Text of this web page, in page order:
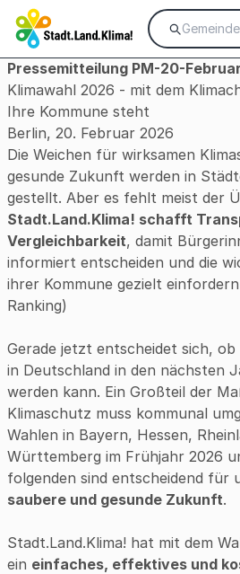
Pressemitteilung PM-20-
Klimawahl 2026 - mit dem
Ihre Kommune steht
Berlin, 20. Februar 2026
Die Weichen für wirksamen
gesunde Zukunft werden in
gestellt. Aber es fehlt meist der
Stadt.Land.Klima! schafft
Vergleichbarkeit, damit
informiert entscheiden und die
ihrer Kommune gezielt
Ranking)
Gerade jetzt entscheidet sich,
in Deutschland in den nächsten
werden kann. Ein Großteil der
Klimaschutz muss kommunal
Wahlen in Bayern, Hessen,
Württemberg im Frühjahr 2026
folgenden sind entscheidend für
saubere und gesunde Zukunft.
Stadt.Land.Klima! hat mit dem
ein einfaches, effektives und